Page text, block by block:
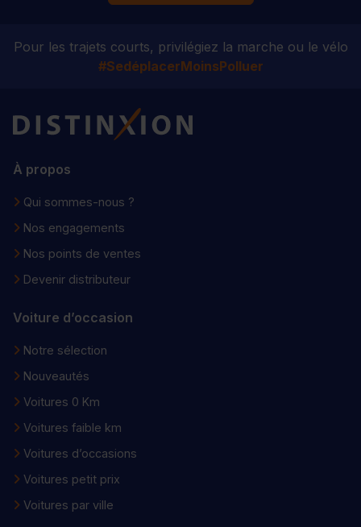
Pour les trajets courts, privilégiez la marche ou le vélo
#SedéplacerMoinsPolluer
Distinxion
À propos
Qui sommes-nous ?
Nos engagements
Nos points de ventes
Devenir distributeur
Voiture d’occasion
Notre sélection
Nouveautés
Voitures 0 Km
Voitures faible km
Voitures d’occasions
Voitures petit prix
Voitures par ville